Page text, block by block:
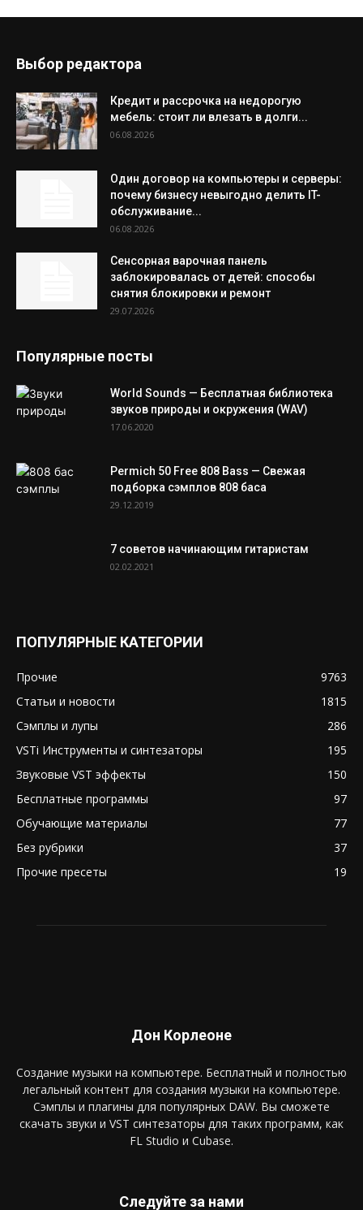
Выбор редактора
Кредит и рассрочка на недорогую
мебель: стоит ли влезать в долги...
06.08.2026
Один договор на компьютеры и серверы:
почему бизнесу невыгодно делить IT-
обслуживание...
06.08.2026
Сенсорная варочная панель
заблокировалась от детей: способы
снятия блокировки и ремонт
29.07.2026
Популярные посты
World Sounds — Бесплатная библиотека
звуков природы и окружения (WAV)
17.06.2020
Permich 50 Free 808 Bass — Свежая
подборка сэмплов 808 баса
29.12.2019
7 советов начинающим гитаристам
02.02.2021
ПОПУЛЯРНЫЕ КАТЕГОРИИ
Прочие
9763
Статьи и новости
1815
Сэмплы и лупы
286
VSTi Инструменты и синтезаторы
195
Звуковые VST эффекты
150
Бесплатные программы
97
Обучающие материалы
77
Без рубрики
37
Прочие пресеты
19
Дон Корлеоне
Создание музыки на компьютере. Бесплатный и полностью
легальный контент для создания музыки на компьютере.
Сэмплы и плагины для популярных DAW. Вы сможете
скачать звуки и VST синтезаторы для таких программ, как
FL Studio и Cubase.
Следуйте за нами